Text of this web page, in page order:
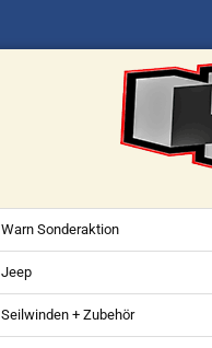
Warn Sonderaktion
Jeep
Seilwinden + Zubehör